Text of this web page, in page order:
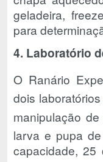
geladeira,
para
4. Laboratório
O Ranário
dois
manipulação
larva e pupa
capacidade,